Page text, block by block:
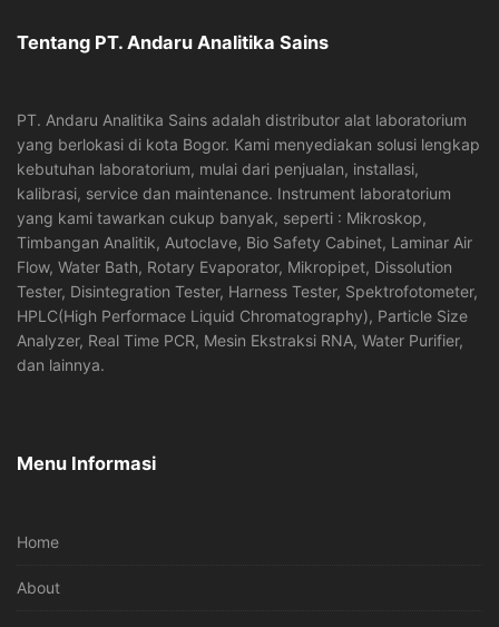
Tentang PT. Andaru Analitika Sains
PT. Andaru Analitika Sains adalah distributor alat laboratorium
yang berlokasi di kota Bogor. Kami menyediakan solusi lengkap
kebutuhan laboratorium, mulai dari penjualan, installasi,
kalibrasi, service dan maintenance. Instrument laboratorium
yang kami tawarkan cukup banyak, seperti : Mikroskop,
Timbangan Analitik, Autoclave, Bio Safety Cabinet, Laminar Air
Flow, Water Bath, Rotary Evaporator, Mikropipet, Dissolution
Tester, Disintegration Tester, Harness Tester, Spektrofotometer,
HPLC(High Performace Liquid Chromatography), Particle Size
Analyzer, Real Time PCR, Mesin Ekstraksi RNA, Water Purifier,
dan lainnya.
Menu Informasi
Home
About